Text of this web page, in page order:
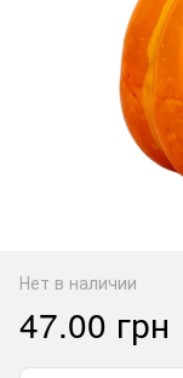
Нет в наличии
47.00 грн